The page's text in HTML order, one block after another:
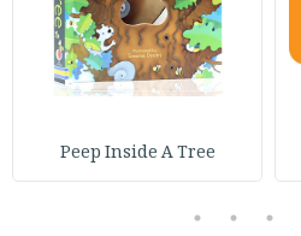
Peep Inside A Tree
3
4
5